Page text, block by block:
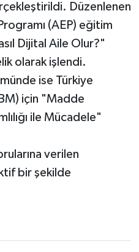
Düzenlenen
(AEP) eğitim
Dijital Aile Olur?"
olarak işlendi.
ise Türkiye
için "Madde
ile Mücadele"
verilen
bir şekilde